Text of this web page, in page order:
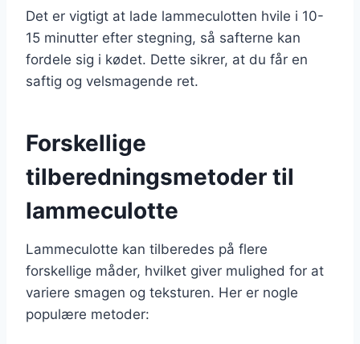
Det er vigtigt at lade lammeculotten hvile i 10-
15 minutter efter stegning, så safterne kan
fordele sig i kødet. Dette sikrer, at du får en
saftig og velsmagende ret.
Forskellige
tilberedningsmetoder til
lammeculotte
Lammeculotte kan tilberedes på flere
forskellige måder, hvilket giver mulighed for at
variere smagen og teksturen. Her er nogle
populære metoder: